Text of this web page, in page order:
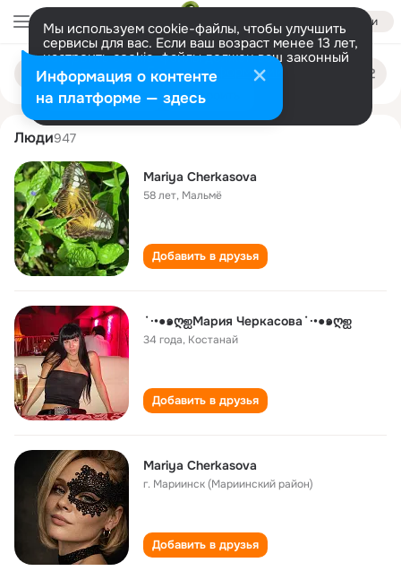
Войти
Мы используем cookie-файлы, чтобы улучшить
сервисы для вас. Если ваш возраст менее 13 лет,
настроить cookie-файлы должен ваш законный
представитель. Больше информации
Разрешить все Настроить
Поиск
людям
mariya cherkasova
Люди947
Mariya Cherkasova
58 лет, Мальмё
Добавить в друзья
˙·•●๑ღஐМария Черкасова˙·•●๑ღஐ
34 года, Костанай
Добавить в друзья
Mariya Cherkasova
г. Мариинск (Мариинский район)
Добавить в друзья
Информация о контенте
на платформе — здесь